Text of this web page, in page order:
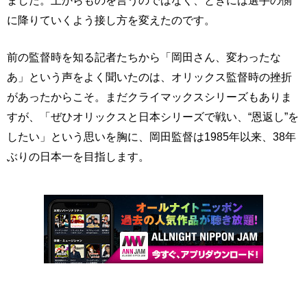
に降りていくよう接し方を変えたのです。
前の監督時を知る記者たちから「岡田さん、変わったな
あ」という声をよく聞いたのは、オリックス監督時の挫折
があったからこそ。まだクライマックスシリーズもありま
すが、「ぜひオリックスと日本シリーズで戦い、“恩返し”を
したい」という思いを胸に、岡田監督は1985年以来、38年
ぶりの日本一を目指します。